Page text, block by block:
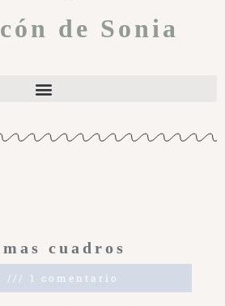
de Sonia
cuadros
1 comentario